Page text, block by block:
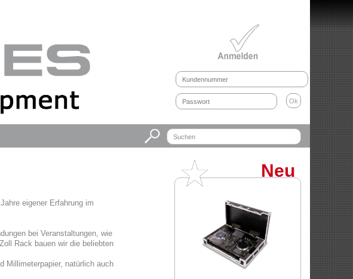
eigener Erfahrung im
bei Veranstaltungen, wie
Rack bauen wir die beliebten
Millimeterpapier, natürlich auch
Neu